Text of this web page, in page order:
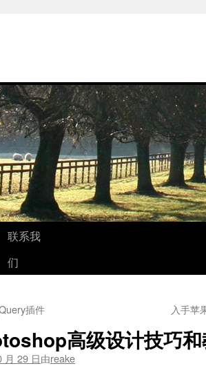
联系我
们
插件 入手苹
高级设计技巧
月 29 日由reake